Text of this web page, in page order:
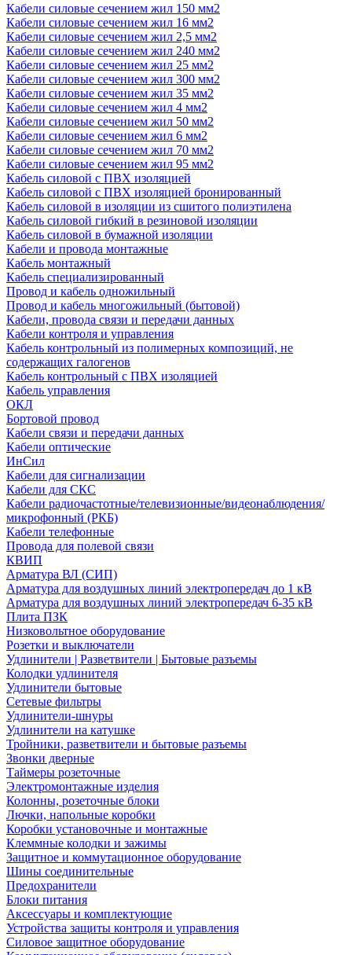
Кабели силовые сечением жил 150 мм2
Кабели силовые сечением жил 16 мм2
Кабели силовые сечением жил 2,5 мм2
Кабели силовые сечением жил 240 мм2
Кабели силовые сечением жил 25 мм2
Кабели силовые сечением жил 300 мм2
Кабели силовые сечением жил 35 мм2
Кабели силовые сечением жил 4 мм2
Кабели силовые сечением жил 50 мм2
Кабели силовые сечением жил 6 мм2
Кабели силовые сечением жил 70 мм2
Кабели силовые сечением жил 95 мм2
Кабель силовой с ПВХ изоляцией
Кабель силовой с ПВХ изоляцией бронированный
Кабель силовой в изоляции из сшитого полиэтилена
Кабель силовой гибкий в резиновой изоляции
Кабель силовой в бумажной изоляции
Кабели и провода монтажные
Кабель монтажный
Кабель специализированный
Провод и кабель одножильный
Провод и кабель многожильный (бытовой)
Кабели, провода связи и передачи данных
Кабели контроля и управления
Кабель контрольный из полимерных композиций, не
содержащих галогенов
Кабель контрольный с ПВХ изоляцией
Кабель управления
ОКЛ
Бортовой провод
Кабели связи и передачи данных
Кабели оптические
ИнСил
Кабели для сигнализации
Кабели для СКС
Кабели радиочастотные/телевизионные/видеонаблюдения/
микрофонный (РКБ)
Кабели телефонные
Провода для полевой связи
КВИП
Арматура ВЛ (СИП)
Арматура для воздушных линий электропередач до 1 кВ
Арматура для воздушных линий электропередач 6-35 кВ
Плита ПЗК
Низковольтное оборудование
Розетки и выключатели
Удлинители | Разветвители | Бытовые разъемы
Колодки удлинителя
Удлинители бытовые
Сетевые фильтры
Удлинители-шнуры
Удлинители на катушке
Тройники, разветвители и бытовые разъемы
Звонки дверные
Таймеры розеточные
Электромонтажные изделия
Колонны, розеточные блоки
Лючки, напольные коробки
Коробки установочные и монтажные
Клеммные колодки и зажимы
Защитное и коммутационное оборудование
Шины соединительные
Предохранители
Блоки питания
Аксессуары и комплектующие
Устройства защиты контроля и управления
Силовое защитное оборудование